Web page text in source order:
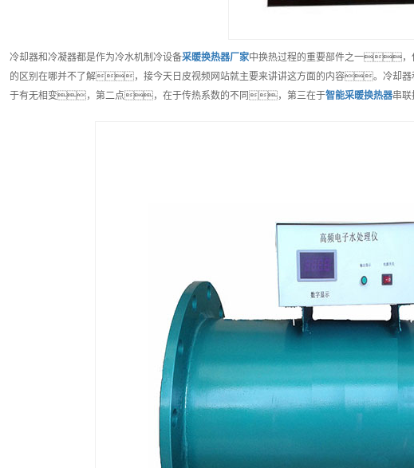
冷却器和冷凝器都是作为冷水机制冷设备采暖换热器厂家中换热过程的重要部件之一，
的区别在哪并不了解，接今天日皮视频网站就主要来讲讲这方面的内容。冷却
于有无相变，第二点，在于传热系数的不同，第三在于智能采暖换热器串